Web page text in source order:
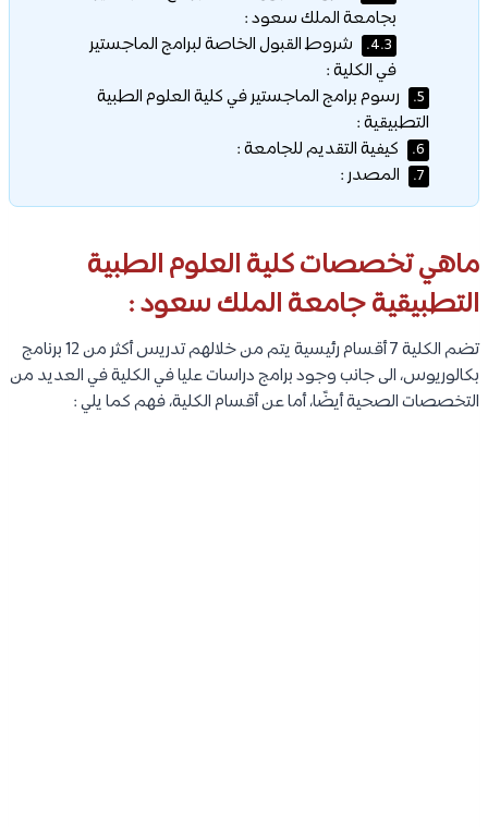
بجامعة الملك سعود :
4.3.
شروط القبول الخاصة لبرامج الماجستير
في الكلية :
5.
رسوم برامج الماجستير في كلية العلوم الطبية
التطبيقية :
6. كيفية التقديم للجامعة :
7. المصدر :
ماهي تخصصات كلية العلوم الطبية
التطبيقية جامعة الملك سعود :
تضم الكلية 7 أقسام رئيسية يتم من خلالهم تدريس أكثر من 12 برنامج
بكالوريوس، الى جانب وجود برامج دراسات عليا في الكلية في العديد من
التخصصات الصحية أيضًا، أما عن أقسام الكلية، فهم كما يلي :